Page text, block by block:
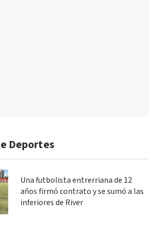
Deportes
Una futbolista entrerriana de 12
años firmó contrato y se sumó a las
inferiores de River